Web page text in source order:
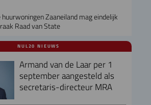
Zaaneiland mag eindelijk
Raad van State
NUL20 NIEUWS
Armand van de Laar per 1
september aangesteld als
secretaris-directeur MRA